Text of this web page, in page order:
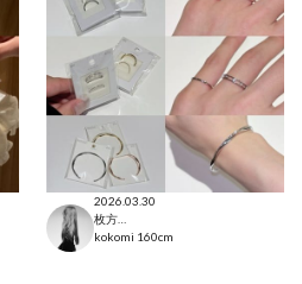
2026.03.30
枚方モール店
kokomi 160cm